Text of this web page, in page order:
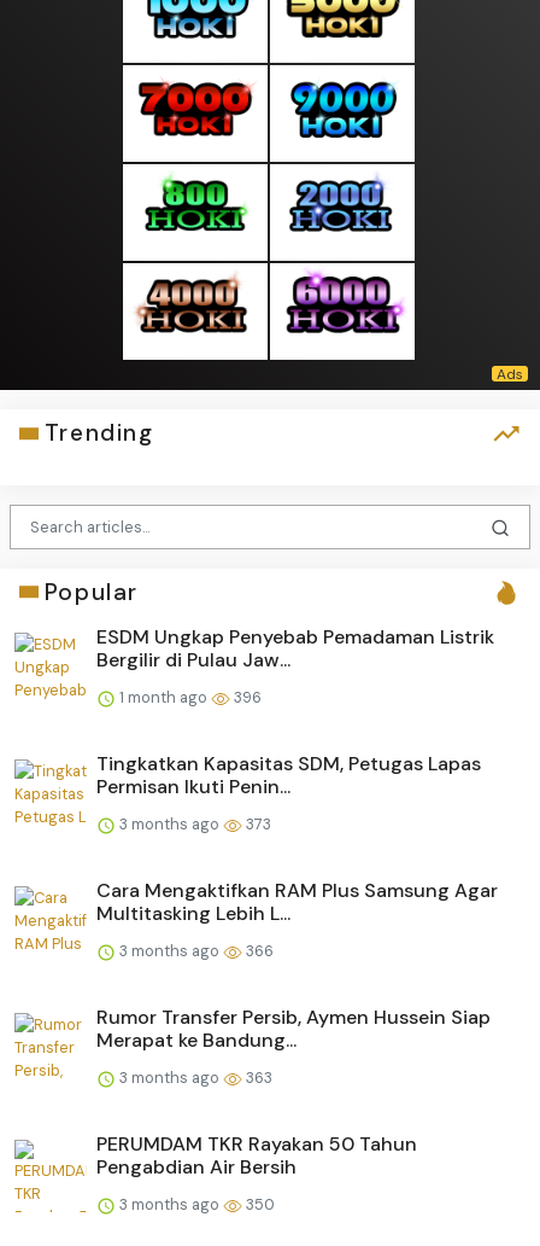
Trending
Popular
ESDM Ungkap Penyebab Pemadaman Listrik
Bergilir di Pulau Jaw...
1 month ago 396
Tingkatkan Kapasitas SDM, Petugas Lapas
Permisan Ikuti Penin...
3 months ago 373
Cara Mengaktifkan RAM Plus Samsung Agar
Multitasking Lebih L...
3 months ago 366
Rumor Transfer Persib, Aymen Hussein Siap
Merapat ke Bandung...
3 months ago 363
PERUMDAM TKR Rayakan 50 Tahun
Pengabdian Air Bersih
3 months ago 350